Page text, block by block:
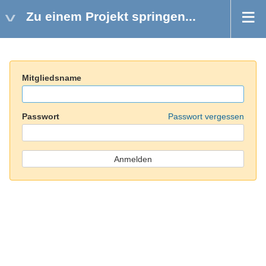
Zu einem Projekt springen...
Mitgliedsname
Passwort Passwort vergessen